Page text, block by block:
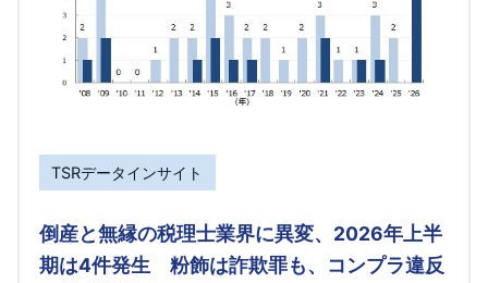
TSRデータインサイト
倒産と無縁の税理士業界に異変、2026年上半
期は4件発生 粉飾は詐欺罪も、コンプラ違反